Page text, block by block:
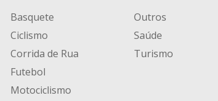
Basquete
Ciclismo
Corrida de Rua
Futebol
Motociclismo
Outros
Saúde
Turismo